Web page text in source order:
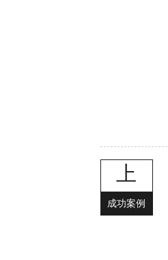
上
成功案例